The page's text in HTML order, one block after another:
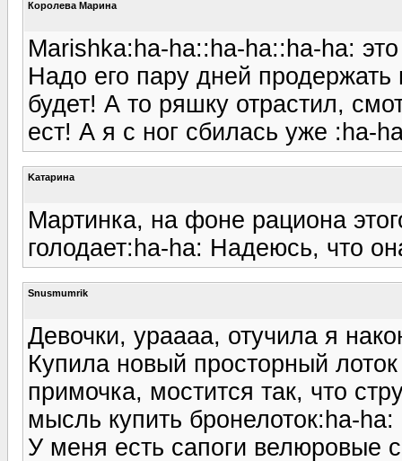
Королева Марина
Marishka:ha-ha::ha-ha::ha-ha:
Надо его пару дней
будет! А то ряшку отрастил,
ест! А я с ног сбилась уже :ha-
Kатарина
Мартинка, на фоне рациона
голодает:ha-ha: Надеюсь, что
Snusmumrik
Девочки, ураааа, отучила я
Купила новый просторный
примочка, мостится так, что
мысль купить бронелоток:ha-ha:
У меня есть сапоги велюровые